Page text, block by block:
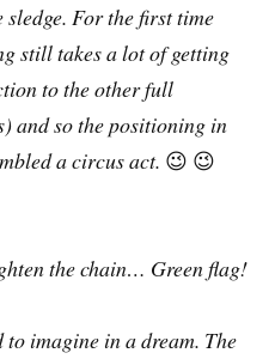
For the first time
still takes a lot of getting
to the other full
and so the positioning in
a circus act. 😉 😉
the chain… Green flag!
to imagine in a dream. The